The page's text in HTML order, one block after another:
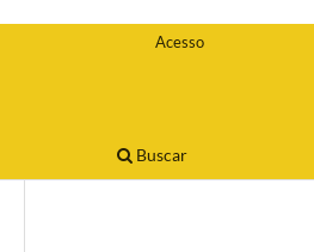
Buscar
Acesso